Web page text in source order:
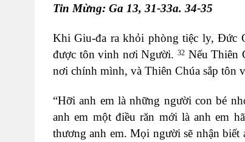
Tin Mừng: Ga 13, 31-33a. 34-35
Khi Giu-đa ra khỏi phòng tiệc ly, Đức
được tôn vinh nơi Người.32 Nếu Thiên
nơi chính mình, và Thiên Chúa sắp tôn
“Hỡi anh em là những người con bé
anh em một điều răn mới là anh em
thương anh em. Mọi người sẽ nhận